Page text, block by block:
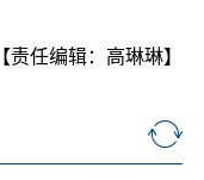
【责任编辑：高琳琳】